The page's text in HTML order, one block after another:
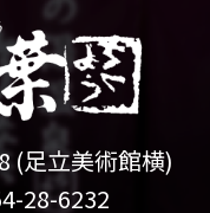
(足立美術館横)
28-6232